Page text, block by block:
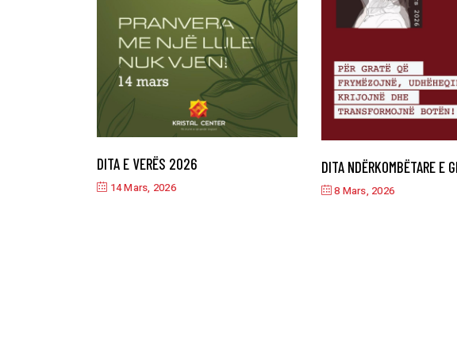
DITA E VERËS 2026
14 Mars, 2026
DITA NDËRKOMBËTARE E
8 Mars, 2026